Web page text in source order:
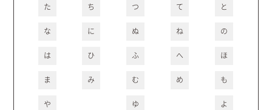
た ち つ て と
な に ぬ ね の
は ひ ふ へ ほ
ま み む め も
や ゆ よ